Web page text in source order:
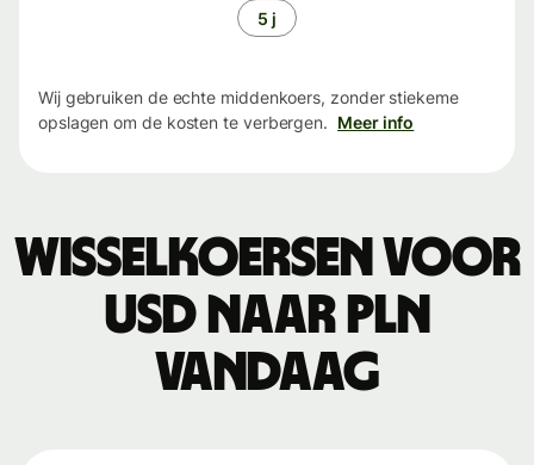
5 j
Wij gebruiken de echte middenkoers, zonder stiekeme
opslagen om de kosten te verbergen. Meer info
Wisselkoersen voor
USD naar PLN
vandaag